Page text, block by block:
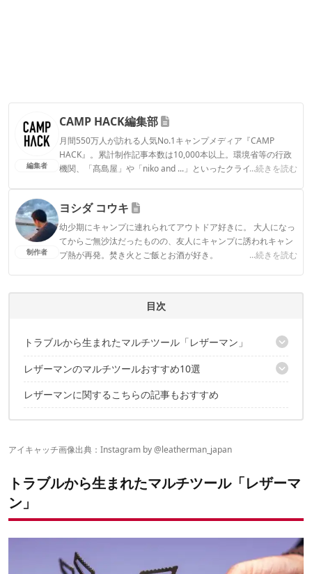
編集者
CAMP HACK編集部
月間550万人が訪れる人気No.1キャンプメディア『CAMP
HACK』。累計制作記事本数は10,000本以上。環境省等の行政
機関、「髙島屋」や「niko and ...」といったクライアントとの
...続きを読む
CAMP HACK編集部のプロフィール
制作者
ヨシダ コウキ
幼少期にキャンプに連れられてアウトドア好きに。 大人になっ
てからご無沙汰だったものの、友人にキャンプに誘われキャン
プ熱が再発。焚き火とご飯とお酒が好き。
...続きを読む
ヨシダ コウキのプロフィール
目次
トラブルから生まれたマルチツール「レザーマン」
万が一のトラブルにも、25年保証で安心
世界にひとつの相棒に。無料名入れサービス
レザーマンのマルチツールおすすめ10選
レザーマンを代表する「WAVE」シリーズ
爪を使わずツールを取り出せる「FREE」シリーズ
普段使いしやすいロングセラーモデル「MICRA」
レザーマンに関するこちらの記事もおすすめ
アイキャッチ画像出典：Instagram by @leatherman_japan
トラブルから生まれたマルチツール「レザーマ
ン」